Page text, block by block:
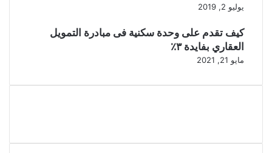
يوليو 2, 2019
كيف تقدم على وحدة سكنية فى مبادرة التمويل
العقاري بفايدة ٣٪
مايو 21, 2021